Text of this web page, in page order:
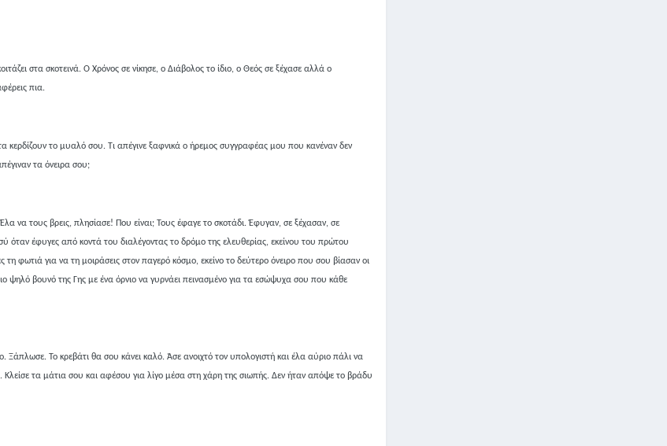
στα σκοτεινά. Ο Χρόνος σε νίκησε, ο Διάβολος το ίδιο, ο Θεός σε ξέχασε αλλά ο
πια.
κερδίζουν το μυαλό σου. Τι απέγινε ξαφνικά ο ήρεμος συγγραφέας μου που κανέναν δεν
τα όνειρα σου;
να τους βρεις, πλησίασε! Που είναι; Τους έφαγε το σκοτάδι. Έφυγαν, σε ξέχασαν, σε
έφυγες από κοντά του διαλέγοντας το δρόμο της ελευθερίας, εκείνου του πρώτου
φωτιά για να τη μοιράσεις στον παγερό κόσμο, εκείνο το δεύτερο όνειρο που σου βίασαν οι
ψηλό βουνό της Γης με ένα όρνιο να γυρνάει πεινασμένο για τα εσώψυχα σου που κάθε
Ξάπλωσε. Το κρεβάτι θα σου κάνει καλό. Άσε ανοιχτό τον υπολογιστή και έλα αύριο πάλι να
τα μάτια σου και αφέσου για λίγο μέσα στη χάρη της σιωπής. Δεν ήταν απόψε το βράδυ